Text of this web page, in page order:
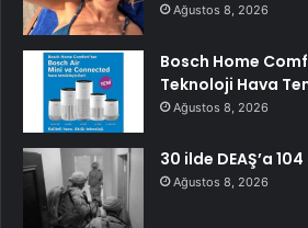
Ağustos 8, 2026
Bosch Home
Teknoloji Hava
Ağustos 8, 2026
30 ilde DEAŞ’a
Ağustos 8, 2026